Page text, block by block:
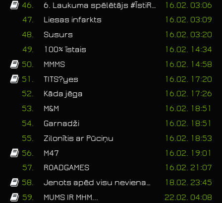
46.
6. Laukuma spēlētājs #ĪstiRubakiStarpMeitenēmUnJēgēriVienmērIzvēlasJēgeriUnFuckGendalf
16.02. 03:06
47.
Liesas infarkts
16.02. 03:09
48.
Susurs
16.02. 03:20
49.
100% īstais
16.02. 14:34
50.
MMMS
16.02. 14:58
51.
TITS?yes
16.02. 17:20
52.
Kāda jēga
16.02. 17:26
53.
M&M
16.02. 18:51
54.
Garnadži
16.02. 18:51
55.
Zilonītis ar Pūciņu
16.02. 18:53
56.
M47
16.02. 19:01
57.
ROADGAMES
16.02. 21:07
58.
Jenots apēd visu nevienam nepatīk tā skaņa kad dzied stībelis
18.02. 23:45
59.
MUMS IR MHM...
22.02. 04:08